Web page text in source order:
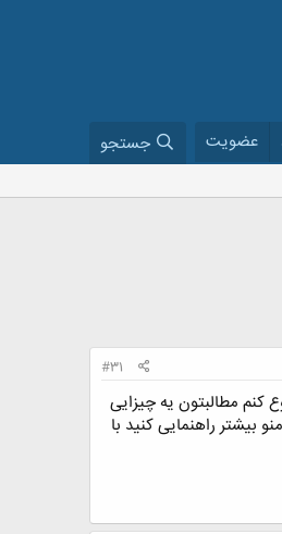
عضویت جستجو
#31
کنم مطالبتون یه چیزایی
بیشتر راهنمایی کنید با